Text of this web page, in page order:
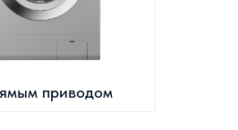
приводом